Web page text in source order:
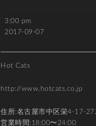
Hot
Cats
3:00 pm
2017-09-07
Hot Cats
http://www.hotcats.co.jp
住所:名古屋市中区栄4-17-27
営業時間:18:00〜24:00